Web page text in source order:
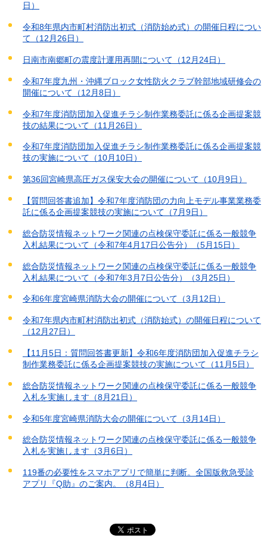
日）
令和8年県内市町村消防出初式（消防始め式）の開催日程につい
て（12月26日）
日南市南郷町の震度計運用再開について（12月24日）
令和7年度九州・沖縄ブロック女性防火クラブ幹部地域研修会の
開催について（12月8日）
令和7年度消防団加入促進チラシ制作業務委託に係る企画提案競
技の結果について（11月26日）
令和7年度消防団加入促進チラシ制作業務委託に係る企画提案競
技の実施について（10月10日）
第36回宮崎県高圧ガス保安大会の開催について（10月9日）
【質問回答書追加】令和7年度消防団の力向上モデル事業業務委
託に係る企画提案競技の実施について（7月9日）
総合防災情報ネットワーク関連の点検保守委託に係る一般競争
入札結果について（令和7年4月17日公告分）（5月15日）
総合防災情報ネットワーク関連の点検保守委託に係る一般競争
入札結果について（令和7年3月7日公告分）（3月25日）
令和6年度宮崎県消防大会の開催について（3月12日）
令和7年県内市町村消防出初式（消防始式）の開催日程について
（12月27日）
【11月5日：質問回答書更新】令和6年度消防団加入促進チラシ
制作業務委託に係る企画提案競技の実施について（11月5日）
総合防災情報ネットワーク関連の点検保守委託に係る一般競争
入札を実施します（8月21日）
令和5年度宮崎県消防大会の開催について（3月14日）
総合防災情報ネットワーク関連の点検保守委託に係る一般競争
入札を実施します（3月6日）
119番の必要性をスマホアプリで簡単に判断。全国版救急受診
アプリ『Q助』のご案内。（8月4日）